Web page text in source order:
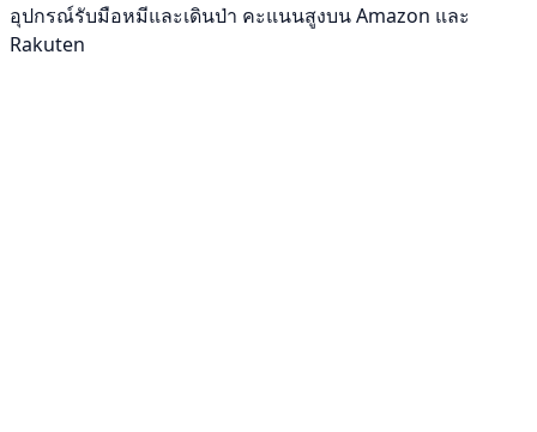
อุปกรณ์รับมือหมีและเดินป่า คะแนนสูงบน Amazon และ
Rakuten